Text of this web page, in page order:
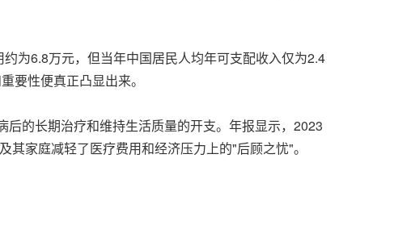
为6.8万元，但当年中国居民人均年可支配收入仅为2.4
要性便真正凸显出来。
的长期治疗和维持生活质量的开支。年报显示，2023
家庭减轻了医疗费用和经济压力上的"后顾之忧"。